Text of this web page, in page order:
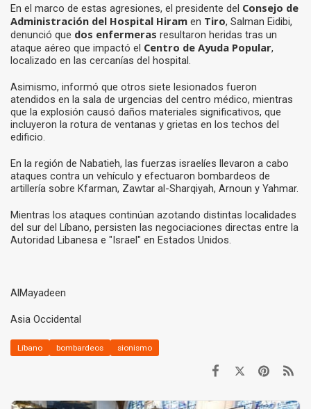
En el marco de estas agresiones, el presidente del Consejo de
Administración del Hospital Hiram en Tiro, Salman Eidibi,
denunció que dos enfermeras resultaron heridas tras un
ataque aéreo que impactó el Centro de Ayuda Popular,
localizado en las cercanías del hospital.
Asimismo, informó que otros siete lesionados fueron
atendidos en la sala de urgencias del centro médico, mientras
que la explosión causó daños materiales significativos, que
incluyeron la rotura de ventanas y grietas en los techos del
edificio.
En la región de Nabatieh, las fuerzas israelíes llevaron a cabo
ataques contra un vehículo y efectuaron bombardeos de
artillería sobre Kfarman, Zawtar al-Sharqiyah, Arnoun y Yahmar.
Mientras los ataques continúan azotando distintas localidades
del sur del Líbano, persisten las negociaciones directas entre la
Autoridad Libanesa e "Israel" en Estados Unidos.
AlMayadeen
Asia Occidental
Líbano bombardeos sionismo